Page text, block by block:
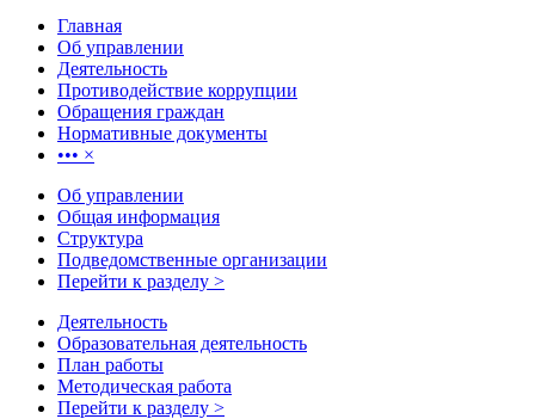
Главная
Об управлении
Деятельность
Противодействие коррупции
Обращения граждан
Нормативные документы
••• ×
Об управлении
Общая информация
Структура
Подведомственные организации
Перейти к разделу >
Деятельность
Образовательная деятельность
План работы
Методическая работа
Перейти к разделу >